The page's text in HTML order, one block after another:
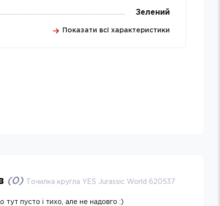
Зелений
Показати всі характеристики
(0) Точилка кругла YES Jurassic World 620537
тут пусто і тихо, але не надовго :)